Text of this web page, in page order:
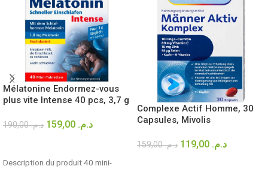
Mélatonine Endormez-vous
plus vite Intense 40 pcs, 3,7 g
د.م.190,00 د.م.
Description du produit 40 mini-
Complexe Actif Homme, 30
Capsules, Mivolis
د.م.159,00 د.م.